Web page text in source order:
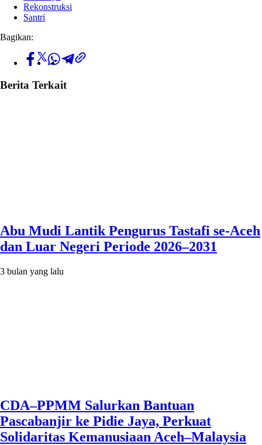
Rekonstruksi
Santri
Bagikan:
Berita Terkait
Abu Mudi Lantik Pengurus Tastafi se-Aceh
dan Luar Negeri Periode 2026–2031
3 bulan yang lalu
CDA–PPMM Salurkan Bantuan
Pascabanjir ke Pidie Jaya, Perkuat
Solidaritas Kemanusiaan Aceh–Malaysia